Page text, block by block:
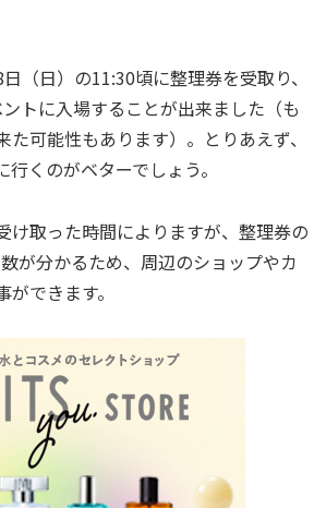
（日）の11:30頃に整理券を受取り、
トに入場することが出来ました（も
た可能性もあります）。とりあえず、
くのがベターでしょう。
け取った時間によりますが、整理券の
が分かるため、周辺のショップやカ
できます。